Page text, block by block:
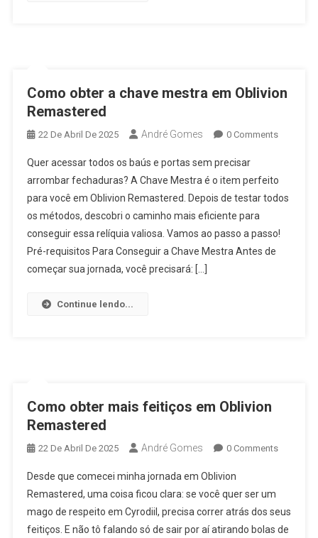
Como obter a chave mestra em Oblivion
Remastered
22 De Abril De 2025 André Gomes 0 Comments
Quer acessar todos os baús e portas sem precisar
arrombar fechaduras? A Chave Mestra é o item perfeito
para você em Oblivion Remastered. Depois de testar todos
os métodos, descobri o caminho mais eficiente para
conseguir essa relíquia valiosa. Vamos ao passo a passo!
Pré-requisitos Para Conseguir a Chave Mestra Antes de
começar sua jornada, você precisará: […]
Continue lendo...
Como obter mais feitiços em Oblivion
Remastered
22 De Abril De 2025 André Gomes 0 Comments
Desde que comecei minha jornada em Oblivion
Remastered, uma coisa ficou clara: se você quer ser um
mago de respeito em Cyrodiil, precisa correr atrás dos seus
feitiços. E não tô falando só de sair por aí atirando bolas de